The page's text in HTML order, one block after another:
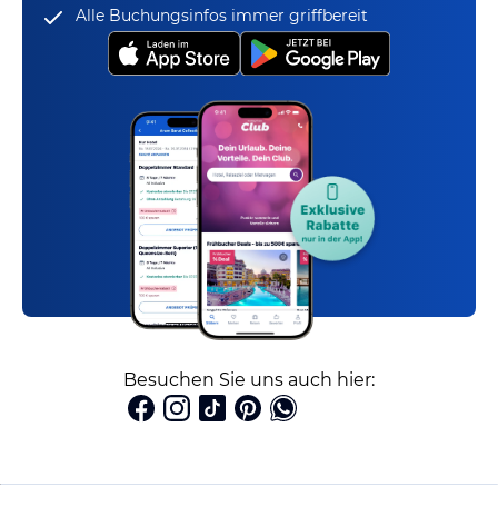
Alle Buchungsinfos immer griffbereit
Besuchen Sie uns auch hier: